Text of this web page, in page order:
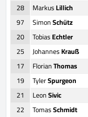
28
MarkusLillich
97
SimonSchütz
20
TobiasEchtler
25
JohannesKrauß
17
FlorianThomas
19
TylerSpurgeon
21
LeonSivic
22
TomasSchmidt